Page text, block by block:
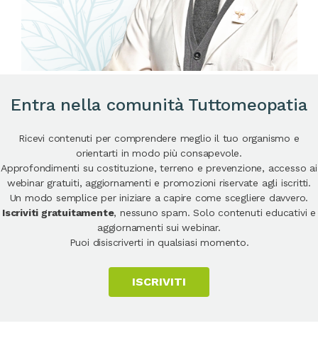
Entra nella comunità Tuttomeopatia
Ricevi contenuti per comprendere meglio il tuo organismo e
orientarti in modo più consapevole.
Approfondimenti su costituzione, terreno e prevenzione, accesso ai
webinar gratuiti, aggiornamenti e promozioni riservate agli iscritti.
Un modo semplice per iniziare a capire come scegliere davvero.
Iscriviti gratuitamente, nessuno spam. Solo contenuti educativi e
aggiornamenti sui webinar.
Puoi disiscriverti in qualsiasi momento.
ISCRIVITI